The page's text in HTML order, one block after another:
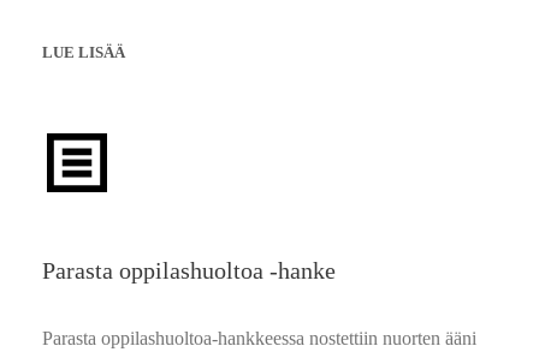
LUE LISÄÄ
Parasta oppilashuoltoa -hanke
Parasta oppilashuoltoa-hankkeessa nostettiin nuorten ääni